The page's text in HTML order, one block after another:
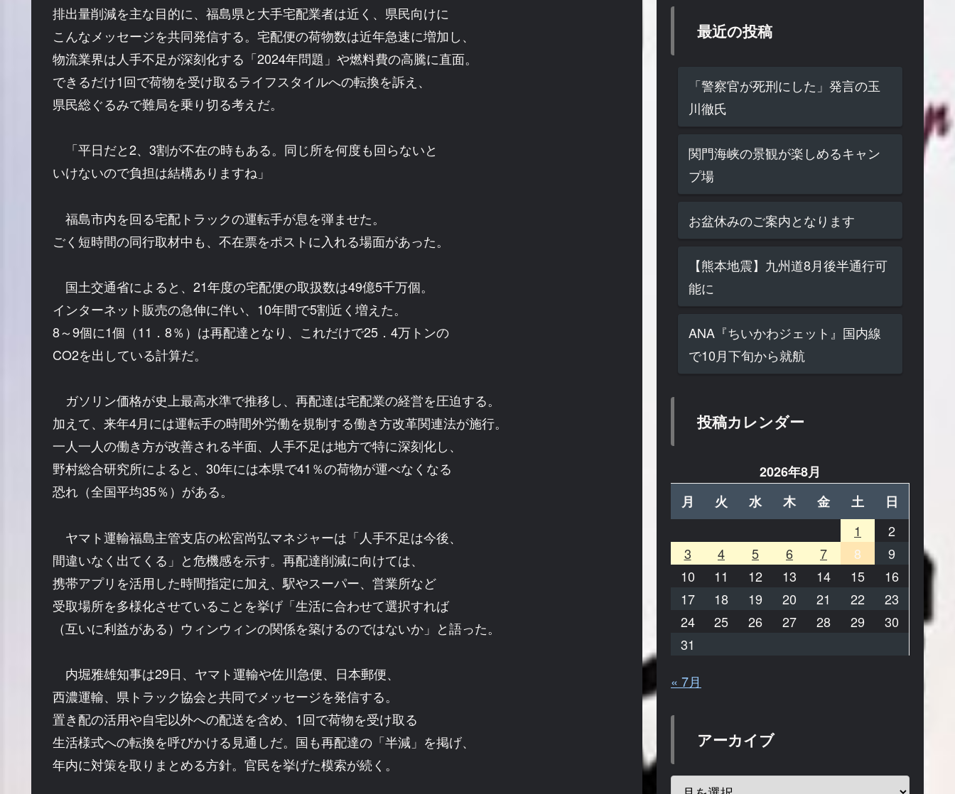
排出量削減を主な目的に、福島県と大手宅配業者は近く、県民向けに
こんなメッセージを共同発信する。宅配便の荷物数は近年急速に増加し、
物流業界は人手不足が深刻化する「2024年問題」や燃料費の高騰に直面。
できるだけ1回で荷物を受け取るライフスタイルへの転換を訴え、
県民総ぐるみで難局を乗り切る考えだ。
「平日だと2、3割が不在の時もある。同じ所を何度も回らないと
いけないので負担は結構ありますね」
福島市内を回る宅配トラックの運転手が息を弾ませた。
ごく短時間の同行取材中も、不在票をポストに入れる場面があった。
国土交通省によると、21年度の宅配便の取扱数は49億5千万個。
インターネット販売の急伸に伴い、10年間で5割近く増えた。
8～9個に1個（11．8％）は再配達となり、これだけで25．4万トンの
CO2を出している計算だ。
ガソリン価格が史上最高水準で推移し、再配達は宅配業の経営を圧迫する。
加えて、来年4月には運転手の時間外労働を規制する働き方改革関連法が施行。
一人一人の働き方が改善される半面、人手不足は地方で特に深刻化し、
野村総合研究所によると、30年には本県で41％の荷物が運べなくなる
恐れ（全国平均35％）がある。
ヤマト運輸福島主管支店の松宮尚弘マネジャーは「人手不足は今後、
間違いなく出てくる」と危機感を示す。再配達削減に向けては、
携帯アプリを活用した時間指定に加え、駅やスーパー、営業所など
受取場所を多様化させていることを挙げ「生活に合わせて選択すれば
（互いに利益がある）ウィンウィンの関係を築けるのではないか」と語った。
内堀雅雄知事は29日、ヤマト運輸や佐川急便、日本郵便、
西濃運輸、県トラック協会と共同でメッセージを発信する。
置き配の活用や自宅以外への配送を含め、1回で荷物を受け取る
生活様式への転換を呼びかける見通しだ。国も再配達の「半減」を掲げ、
年内に対策を取りまとめる方針。官民を挙げた模索が続く。
最近の投稿
「警察官が死刑にした」発言の玉
川徹氏
関門海峡の景観が楽しめるキャン
プ場
お盆休みのご案内となります
【熊本地震】九州道8月後半通行可
能に
ANA『ちいかわジェット』国内線
で10月下旬から就航
投稿カレンダー
2026年8月
月
火 水 木 金 土
日
1
2
3
4 5 6 7 8
9
10
11 12 13 14 15
16
17
18 19 20 21 22
23
24
25 26 27 28 29
30
31
« 7月
アーカイブ